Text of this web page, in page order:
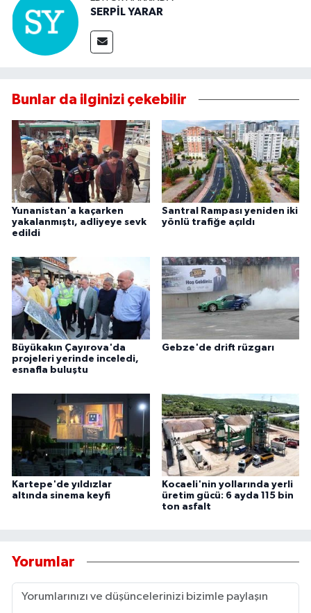
SERPİL YARAR
Bunlar da ilginizi çekebilir
Yunanistan'a kaçarken
yakalanmıştı, adliyeye sevk
edildi
Santral Rampası yeniden iki
yönlü trafiğe açıldı
Büyükakın Çayırova'da
projeleri yerinde inceledi,
esnafla buluştu
Gebze'de drift rüzgarı
Kartepe'de yıldızlar
altında sinema keyfi
Kocaeli'nin yollarında yerli
üretim gücü: 6 ayda 115 bin
ton asfalt
Yorumlar